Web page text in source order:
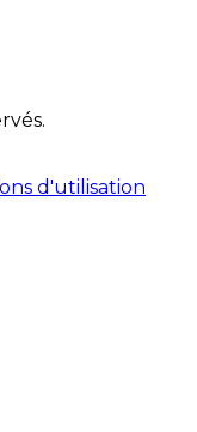
.
d'utilisation